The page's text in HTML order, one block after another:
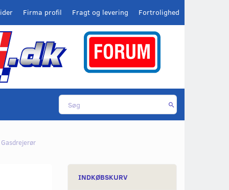
Fortrolighed
Fragt og levering
Firma profil
Gasdrejerør
INDKØBSKURV